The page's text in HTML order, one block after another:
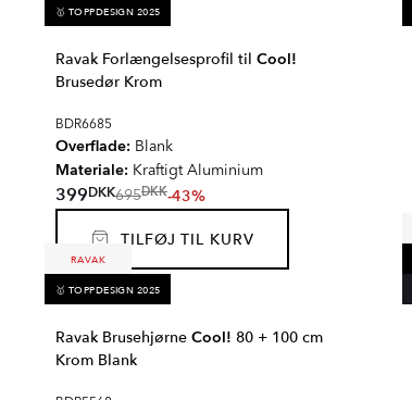
🥇 TOPPDESIGN 2025
Ravak Forlængelsesprofil til Cool!
Brusedør Krom
BDR6685
Overflade: Blank
Materiale: Kraftigt Aluminium
399DKK695DKK-43%
TILFØJ TIL KURV
RAVAK
🥇 TOPPDESIGN 2025
Ravak Brusehjørne Cool! 80 + 100 cm
Krom Blank